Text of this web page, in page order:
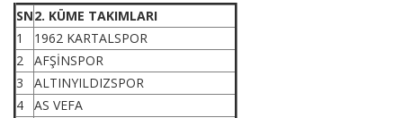
SN2. KÜME TAKIMLARI
1
1962 KARTALSPOR
2
AFŞİNSPOR
3
ALTINYILDIZSPOR
4
AS VEFA